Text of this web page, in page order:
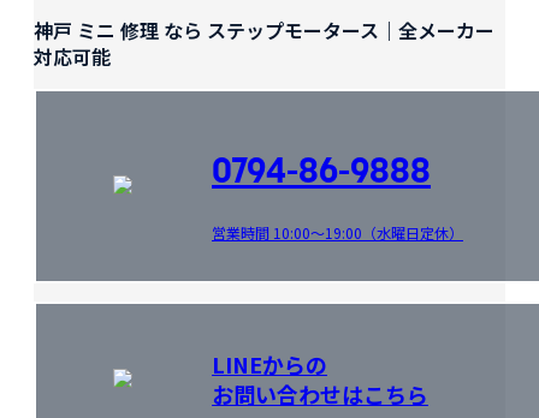
神戸 ミニ 修理 なら ステップモータース｜全メーカー
対応可能
0794-86-9888
営業時間 10:00～19:00（水曜日定休）
LINEからの
お問い合わせはこちら